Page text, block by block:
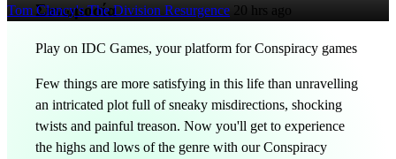
Tom Clancy's The Division Resurgence 20 hrs ago
Συνωμοσία
Play on IDC Games, your platform for Conspiracy games
Few things are more satisfying in this life than unravelling
an intricated plot full of sneaky misdirections, shocking
twists and painful treason. Now you'll get to experience
the highs and lows of the genre with our Conspiracy